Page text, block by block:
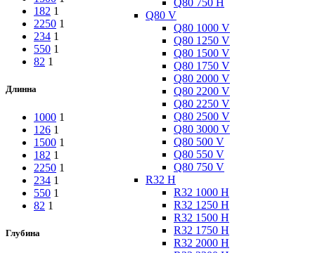
Q80 V
Q80 1000 V
Q80 1250 V
Q80 1500 V
Q80 1750 V
Q80 2000 V
Q80 2200 V
Q80 2250 V
Q80 2500 V
Q80 3000 V
Q80 500 V
Q80 550 V
Q80 750 V
R32 H
R32 1000 H
R32 1250 H
R32 1500 H
R32 1750 H
R32 2000 H
182 1
2250 1
234 1
550 1
82 1
Длинна
1000 1
126 1
1500 1
182 1
2250 1
234 1
550 1
82 1
Глубина